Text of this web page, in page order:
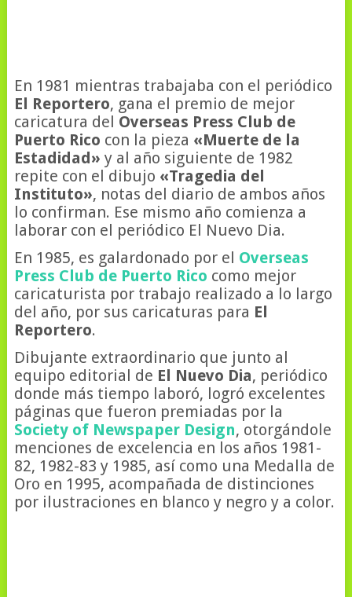
En 1981 mientras trabajaba con el periódico
El Reportero, gana el premio de mejor
caricatura del Overseas Press Club de
Puerto Rico con la pieza «Muerte de la
Estadidad» y al año siguiente de 1982
repite con el dibujo «Tragedia del
Instituto», notas del diario de ambos años
lo confirman. Ese mismo año comienza a
laborar con el periódico El Nuevo Dia.
En 1985, es galardonado por el Overseas
Press Club de Puerto Rico como mejor
caricaturista por trabajo realizado a lo largo
del año, por sus caricaturas para El
Reportero.
Dibujante extraordinario que junto al
equipo editorial de El Nuevo Dia, periódico
donde más tiempo laboró, logró excelentes
páginas que fueron premiadas por la
Society of Newspaper Design, otorgándole
menciones de excelencia en los años 1981-
82, 1982-83 y 1985, así como una Medalla de
Oro en 1995, acompañada de distinciones
por ilustraciones en blanco y negro y a color.